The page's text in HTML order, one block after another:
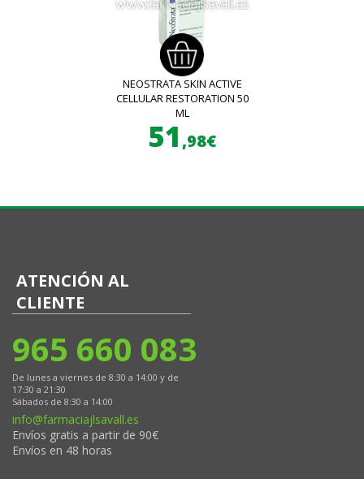
NEOSTRATA SKIN ACTIVE
CELLULAR RESTORATION 50
ML
51 ,98€
ATENCIÓN AL
CLIENTE
965 660 083
De lunes a viernes de 8:30 a 14:00 y de
17:30 a 21:30
Sábados de 8:30 a 14:00
info@farmaciajlsavall.es
Envíos gratis a partir de 90€
Envíos en 48 horas